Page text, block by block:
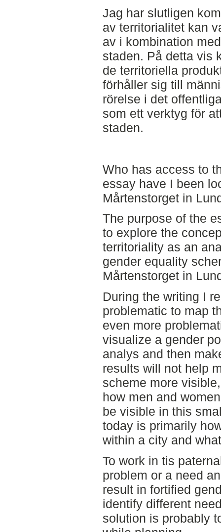
Jag har slutligen
av territorialitet kan
av i kombination
staden. På detta vis
de territoriella
förhåller sig till
rörelse i det
som ett verktyg för
staden.
Who has access to
essay have I been
Mårtenstorget in
The purpose of the
to explore the
territoriality as an
gender equality
Mårtenstorget in
During the writing I
problematic to map
even more
visualize a gender
analys and then
results will not help
scheme more
how men and
be visible in this
today is primarily
within a city and
To work in tis
problem or a need
result in fortified
identify different
solution is probably